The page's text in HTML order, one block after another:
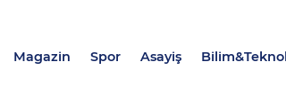
Magazin Spor Asayiş